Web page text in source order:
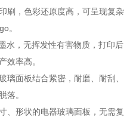
刷，色彩还原度高，可呈现复杂
。
水，无挥发性有害物质，打印后
效率高。
璃面板结合紧密，耐磨、耐刮、
落。
、形状的电器玻璃面板，无需复